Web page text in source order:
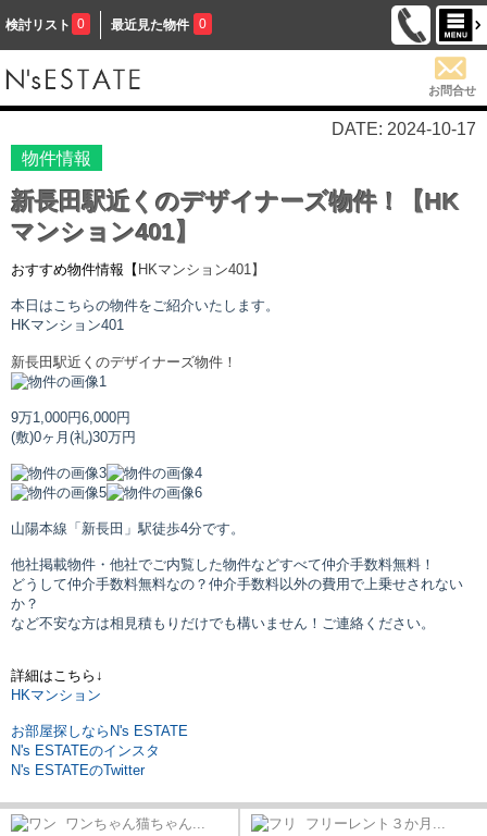
検討リスト 0 最近見た物件 0
お問合せ
DATE: 2024-10-17
物件情報
新長田駅近くのデザイナーズ物件！【HK
マンション401】
おすすめ物件情報【 HKマンション401】
本日はこちらの物件をご紹介いたします。
HKマンション401
新長田駅近くのデザイナーズ物件！
9万1,000円6,000円
(敷)0ヶ月 (礼)30万円
山陽本線「新長田」駅徒歩4分です。
他社掲載物件・他社でご内覧した物件などすべて仲介手数料無料！
どうして仲介手数料無料なの？仲介手数料以外の費用で上乗せされない
か？
など不安な方は相見積もりだけでも構いません！ご連絡ください。
詳細はこちら↓
HKマンション
お部屋探しならN's ESTATE
N's ESTATEのインスタ
N's ESTATEのTwitter
ワンちゃん猫ちゃん... フリーレント３か月...